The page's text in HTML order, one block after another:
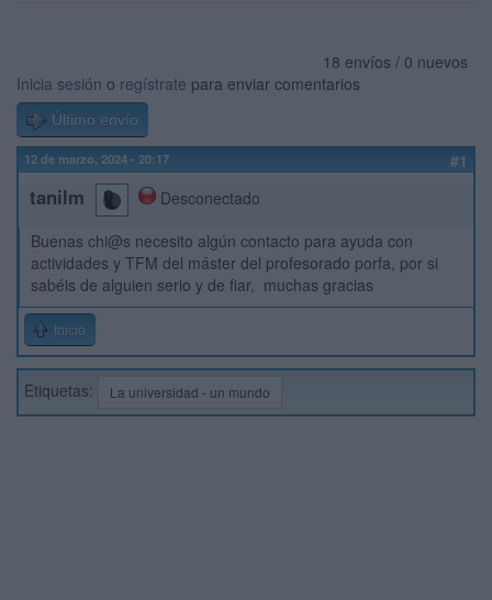
18 envíos / 0 nuevos
Inicia sesión o regístrate para enviar comentarios
Último envío
12 de marzo, 2024 - 20:17 #1
tanilm
Desconectado
Buenas chi@s necesito algún contacto para ayuda con
actividades y TFM del máster del profesorado porfa, por si
sabéis de alguien serio y de fiar, muchas gracias
Inicio
Etiquetas: La universidad - un mundo